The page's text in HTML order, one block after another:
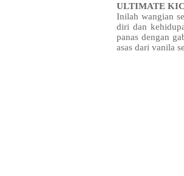
ULTIMATE
Inilah wangian
diri dan
panas dengan
asas dari vanila